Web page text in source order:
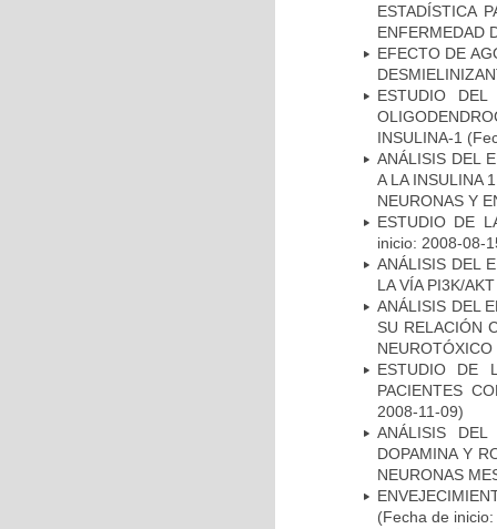
ESTADÍSTICA
ENFERMEDAD
EFECTO DE
ESTUDIO
INSULINA-1
ANÁLISIS DEL
A LA INSULINA
NEURONAS Y
ESTUDIO DE
inicio: 2008-08-
ANÁLISIS DEL
LA VÍA PI3K/
ANÁLISIS DEL
SU RELACIÓN
NEUROTÓXICO
ESTUDIO DE
PACIENTES
2008-11-09)
ANÁLISIS
DOPAMINA Y
NEURONAS
(Fecha de